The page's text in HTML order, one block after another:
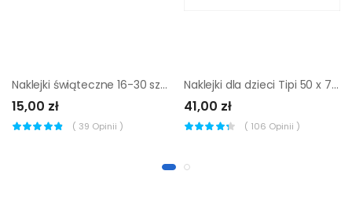
Naklejki świąteczne 16-30 szt. różne wzory
15,00 zł
( 39 Opinii )
Naklejki dla dzieci Tipi 50 x 70 cm
41,00 zł
( 106 Opinii )